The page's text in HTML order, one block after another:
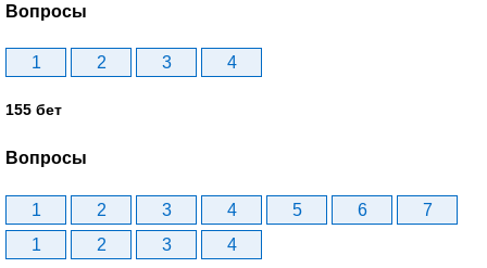
Вопросы
1 2 3 4
155 бет
Вопросы
1 2 3 4 5 6
7
1
2 3 4